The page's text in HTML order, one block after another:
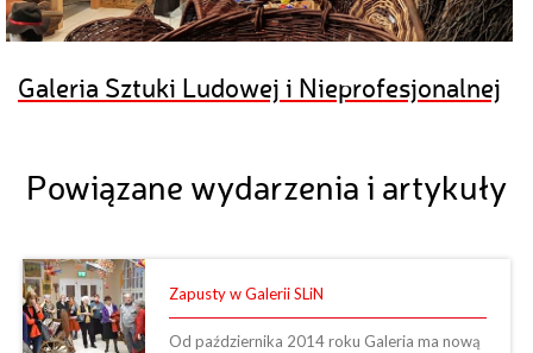
Galeria Sztuki Ludowej i Nieprofesjonalnej
Powiązane wydarzenia i artykuły
Zapusty w Galerii SLiN
Od października 2014 roku Galeria ma nową